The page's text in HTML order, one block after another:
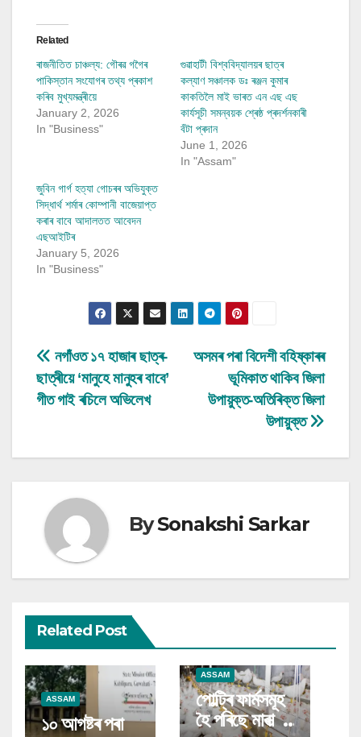
Related
ৰাজনীতিত চাঞ্চল্য: গৌৰৱ গগৈৰ
পাকিস্তান সংযোগৰ তথ্য প্ৰকাশ
কৰিব মুখ্যমন্ত্ৰীয়ে
January 2, 2026
In "Business"
গুৱাহাটী বিশ্ববিদ্যালয়ৰ ছাত্ৰ
কল্যাণ সঞ্চালক ডঃ ৰঞ্জন কুমাৰ
কাকতিলৈ মাই ভাৰত এন এছ এছ
কাৰ্যসূচী সমন্বয়ক শ্ৰেষ্ঠ প্ৰদৰ্শনকাৰী
বঁটা প্ৰদান
June 1, 2026
In "Assam"
জুবিন গাৰ্গ হত্যা গোচৰৰ অভিযুক্ত
সিদ্ধাৰ্থ শৰ্মাৰ কোম্পানী বাজেয়াপ্ত
কৰাৰ বাবে আদালতত আবেদন
এছআইটিৰ
January 5, 2026
In "Business"
Post
navigation
অসমৰ পৰা বিদেশী বহিষ্কাৰৰ
ভূমিকাত থাকিব জিলা
উপায়ুক্ত-অতিৰিক্ত জিলা
উপায়ুক্ত
নগাঁওত ১৭ হাজাৰ ছাত্ৰ-
ছাত্ৰীয়ে ‘মানুহে মানুহৰ বাবে’
গীত গাই ৰচিলে অভিলেখ
BySonakshi Sarkar
Related Post
ASSAM
১০ আগষ্টৰ পৰা
ASSAM
পোল্ট্ৰি ফাৰ্মসমূহ
হৈ পৰিছে মাৰাত্মক